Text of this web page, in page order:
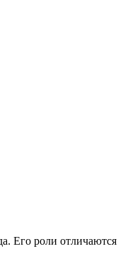
Его роли отличаются